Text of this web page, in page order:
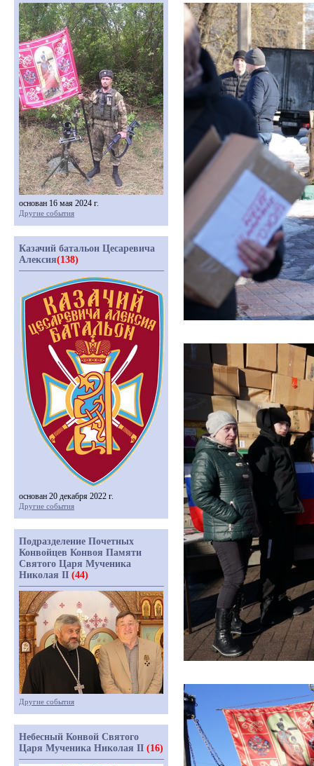
основан 16 мая 2024 г.
Другие события
Казачий батальон Цесаревича
Алексия(138)
основан 20 декабря 2022 г.
Другие события
Подразделение Почетных
Конвойцев Конвоя Памяти
Святого Царя Мученика
Николая II (44)
Другие события
Небесный Конвой Святого
Царя Мученика Николая II (16)